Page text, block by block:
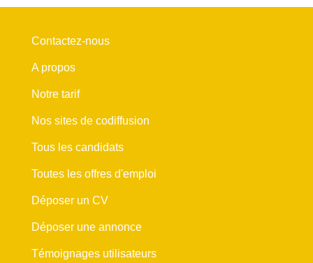
Contactez-nous
A propos
Notre tarif
Nos sites de codiffusion
Tous les candidats
Toutes les offres d'emploi
Déposer un CV
Déposer une annonce
Témoignages utilisateurs